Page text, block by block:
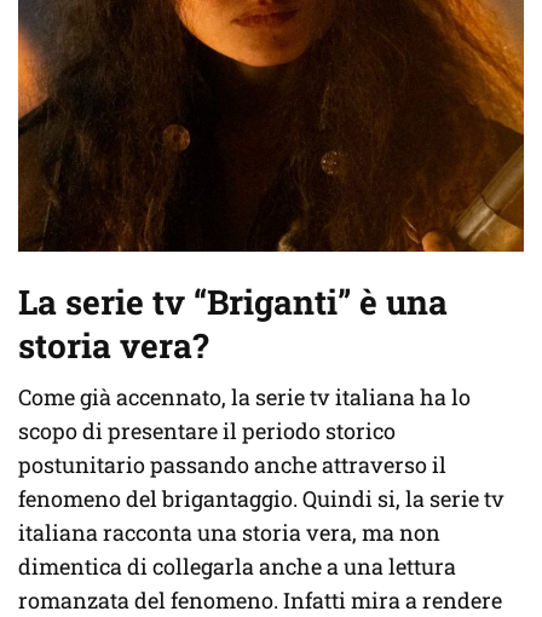
La serie tv “Briganti” è una
storia vera?
Come già accennato, la serie tv italiana ha lo
scopo di presentare il periodo storico
postunitario passando anche attraverso il
fenomeno del brigantaggio. Quindi si, la serie tv
italiana racconta una storia vera, ma non
dimentica di collegarla anche a una lettura
romanzata del fenomeno. Infatti mira a rendere